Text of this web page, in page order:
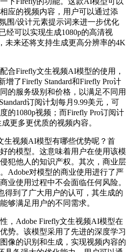
应的视频内容，用户可以通过添
围/设计元素提示词来进一步优化
经可以实现生成1080p的高清视
未来还将支持生成更高分辨率的4K
Firefly文生视频AI模型的使用，
了Firefly Standard和Firefly Pro计
的服务级别和价格，以满足不同用
订阅计划每月9.99美元，可
的1080p视频；而Firefly Pro订阅计
更多更优质的视频内容。
视频AI模型有哪些优势呢？首
的模型。这意味着用户在使用该模
犯他人的知识产权。其次，商业层
Adobe对模型的商业使用进行了严
业使用过程中不会面临任何风险。
得到了广大用户的认可，其生成的
够满足用户的不同需求。
Adobe Firefly文生视频AI模型在
势。该模型采用了先进的深度学习
像的识别和生成，实现视频内容的